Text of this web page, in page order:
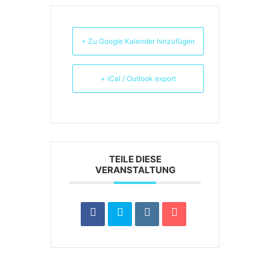
+ Zu Google Kalender hinzufügen
+ iCal / Outlook export
TEILE DIESE
VERANSTALTUNG